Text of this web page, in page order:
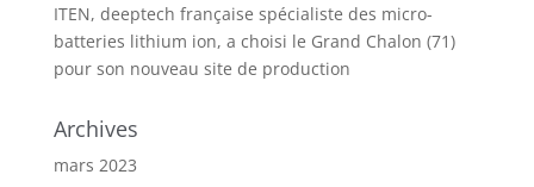
ITEN, deeptech française spécialiste des micro-
batteries lithium ion, a choisi le Grand Chalon (71)
pour son nouveau site de production
Archives
mars 2023